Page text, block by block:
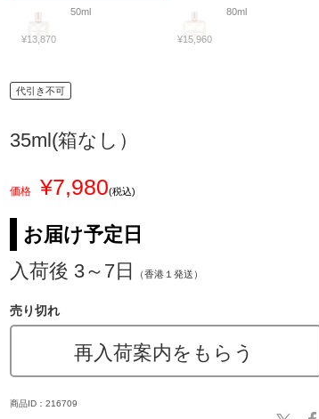
¥13,870
50ml
¥15,960
80ml
代引き不可
35ml(箱なし）
価格 ¥7,980(税込)
お届け予定日
入荷後 3～7日
（香港１発送）
売り切れ
再入荷案内をもらう
商品ID：216709